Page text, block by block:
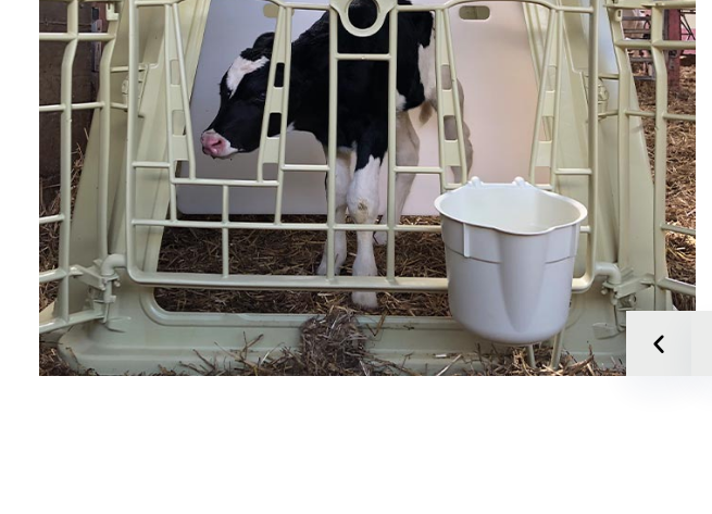
Welche Art von Kälberhütte interessiert Sie?
Wie viele Hütten benötigen Sie?
Nachricht
Lesen Sie die Datenschutz- und Cookie-
Ich habe die Datenschutz- und